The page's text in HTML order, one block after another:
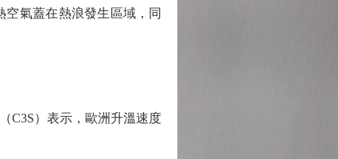
氣蓋在熱浪發生區域，同
C3S）表示，歐洲升溫速度